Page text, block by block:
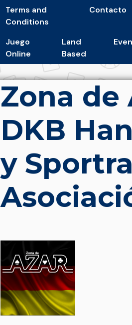
Terms and
Conditions
Contacto
Juego
Online
Land
Based
Zona de
DKB
y